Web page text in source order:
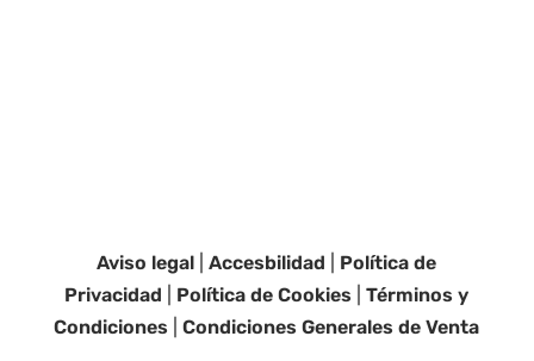
Aviso legal |Accesbilidad
Política de
Privacidad
Política de Cookies |Términos y
Condiciones |Condiciones Generales de Venta